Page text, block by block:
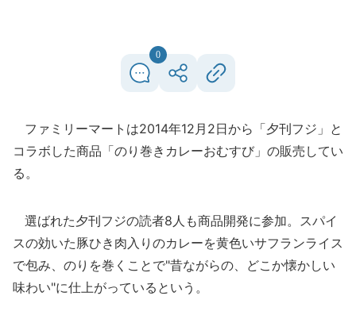
0
ファミリーマートは2014年12月2日から「夕刊フジ」と
コラボした商品「のり巻きカレーおむすび」の販売してい
る。
選ばれた夕刊フジの読者8人も商品開発に参加。スパイ
スの効いた豚ひき肉入りのカレーを黄色いサフランライス
で包み、のりを巻くことで"昔ながらの、どこか懐かしい
味わい"に仕上がっているという。